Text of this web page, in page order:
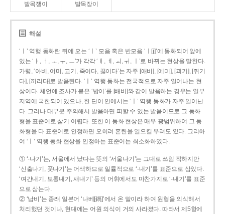
발목쟁이 발목장이
해설
‘ㅣ’ 역행 동화란 뒤에 오는 ‘ㅣ’ 모음 혹은 반모음 ‘ㅣ[j]’에 동화되어 앞에
있는 ‘ㅏ, ㅓ, ㅗ, ㅜ, ㅡ’가 각각 ‘ㅐ, ㅔ, ㅚ, ㅟ, ㅣ’로 바뀌는 현상을 말한다.
가령, ‘아비, 어미, 고기, 죽이다, 끓이다’는 자주 [애비], [에미], [괴기], [쥐기
다], [끼리다]로 발음된다. ‘ㅣ’ 역행 동화는 전국적으로 자주 일어나는 현
상이다. 체언에 조사가 붙은 ‘밥이’를 [배비]와 같이 발음하는 경우는 일부
지역에 국한되어 있으나, 한 단어 안에서는 ‘ㅣ’ 역행 동화가 자주 일어난
다. 그러나 대부분 주의해서 발음하면 피할 수 있는 발음이므로 그 동화
형을 표준어로 삼기 어렵다. 또한 이 동화 현상은 매우 광범위하여 그 동
화형을 다 표준어로 인정하면 오히려 혼란을 일으킬 우려도 있다. 그리하
여 ‘ㅣ’ 역행 동화 현상을 인정하는 표준어는 최소화하였다.
① ‘-나기’는, 서울에서 났다는 뜻의 ‘서울나기’는 그대로 쓰임 직하지만
‘신출나기, 풋나기’는 어색하므로 일률적으로 ‘-내기’를 표준으로 삼았다.
‘여간내기, 보통내기, 새내기’ 등의 어휘에서도 마찬가지로 ‘-내기’를 표준
으로 삼는다.
② ‘남비’는 종래 일본어 ‘나베[鍋]’에서 온 말이라 하여 원형을 의식해서
처리했던 것이나, 현대에는 어원 의식이 거의 사라졌다. 따라서 제5항에